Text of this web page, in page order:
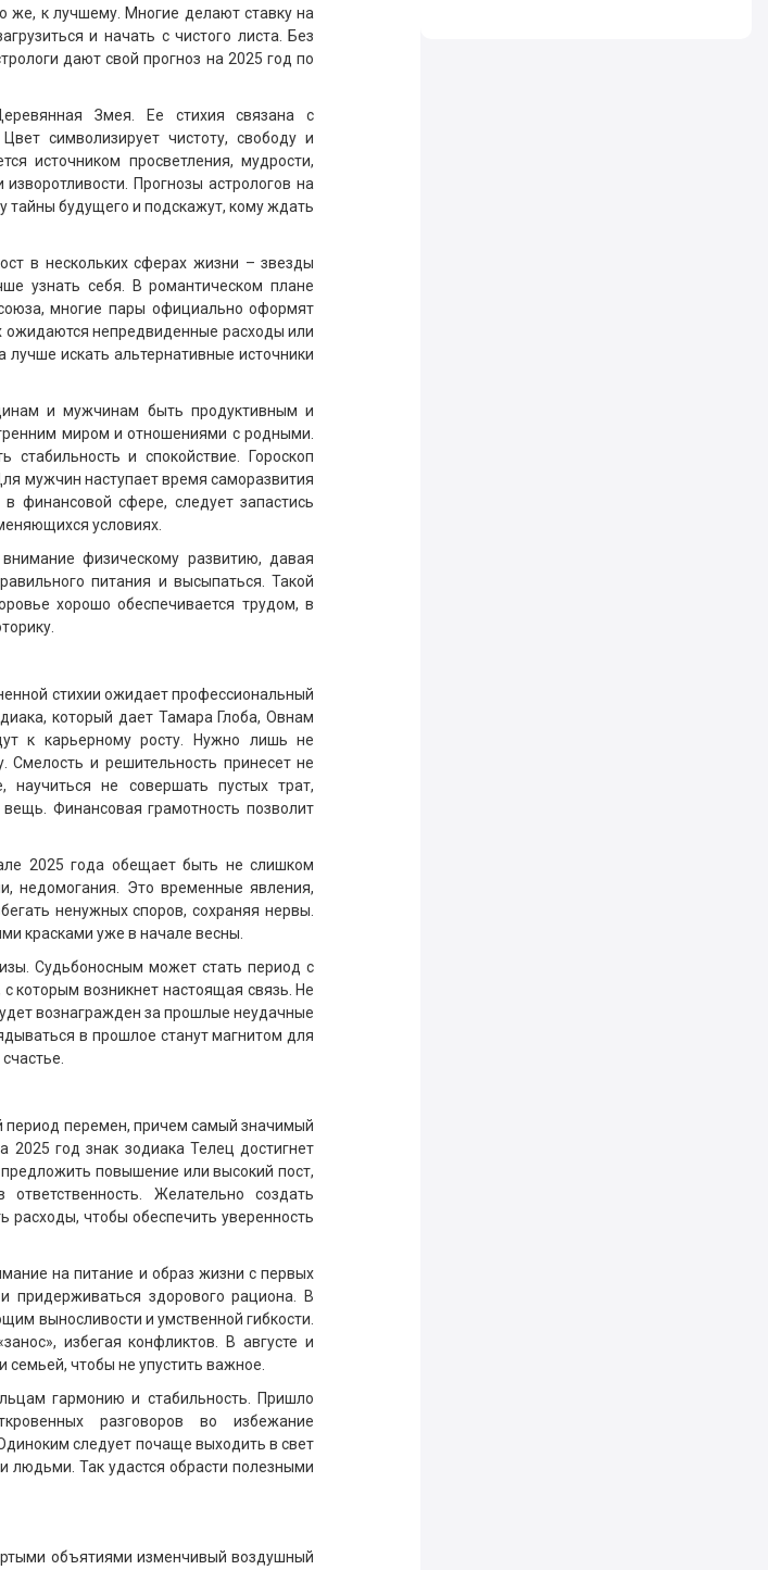
же, к лучшему. Многие делают ставку на
и начать с чистого листа. Без
дают свой прогноз на 2025 год по
Змея. Ее стихия связана с
символизирует чистоту, свободу и
источником просветления, мудрости,
Прогнозы астрологов на
тайны будущего и подскажут, кому ждать
в нескольких сферах жизни – звезды
узнать себя. В романтическом плане
многие пары официально оформят
ожидаются непредвиденные расходы или
лучше искать альтернативные источники
и мужчинам быть продуктивным и
миром и отношениями с родными.
стабильность и спокойствие. Гороскоп
мужчин наступает время саморазвития
финансовой сфере, следует запастись
условиях.
физическому развитию, давая
питания и высыпаться. Такой
хорошо обеспечивается трудом, в
стихии ожидает профессиональный
который дает Тамара Глоба, Овнам
к карьерному росту. Нужно лишь не
Смелость и решительность принесет не
научиться не совершать пустых трат,
Финансовая грамотность позволит
2025 года обещает быть не слишком
недомогания. Это временные явления,
ненужных споров, сохраняя нервы.
красками уже в начале весны.
Судьбоносным может стать период с
с которым возникнет настоящая связь. Не
вознагражден за прошлые неудачные
в прошлое станут магнитом для
период перемен, причем самый значимый
2025 год знак зодиака Телец достигнет
повышение или высокий пост,
Желательно создать
расходы, чтобы обеспечить уверенность
на питание и образ жизни с первых
придерживаться здорового рациона. В
выносливости и умственной гибкости.
избегая конфликтов. В августе и
чтобы не упустить важное.
гармонию и стабильность. Пришло
разговоров во избежание
следует почаще выходить в свет
людьми. Так удастся обрасти полезными
объятиями изменчивый воздушный